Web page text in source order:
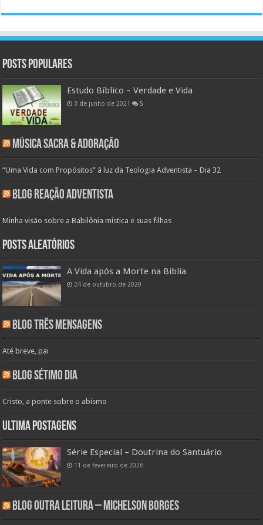
Posts populares
Estudo Bíblico – Verdade e Vida
3 de junho de 2021 5
Música Sacra & Adoração
“Uma Vida com Propósitos” à luz da Teologia Adventista – Dia 32
Blog Reação Adventista
Minha visão sobre a Babilônia mística e suas filhas
Posts aleatórios
A Vida após a Morte na Bíblia
24 de outubro de 2020
Blog Três Mensagens
Até breve, pai
Blog Sétimo Dia
Cristo, a ponte sobre o abismo
Ultima Postagens
Série Especial – Doutrina do Santuário
11 de fevereiro de 2026
Blog Outra Leitura – Michelson Borges